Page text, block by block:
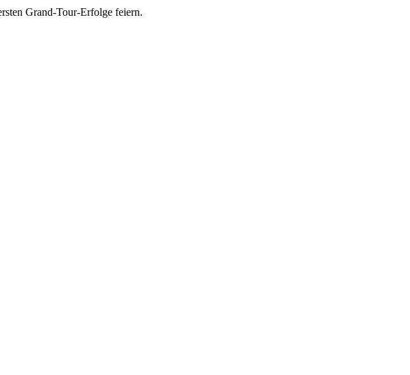
Grand-Tour-Erfolge feiern.